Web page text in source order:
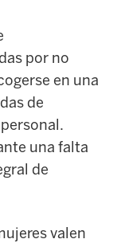
por no
en una
de
una falta
de
valen